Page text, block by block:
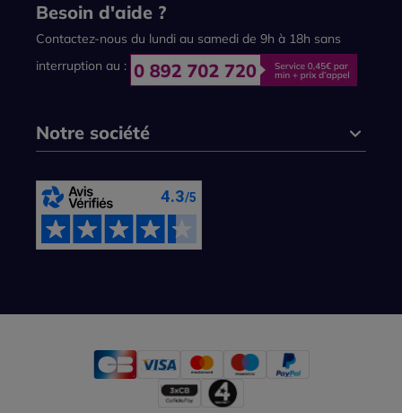
Besoin d'aide ?
Contactez-nous du lundi au samedi de 9h à 18h sans
interruption au :
Notre société